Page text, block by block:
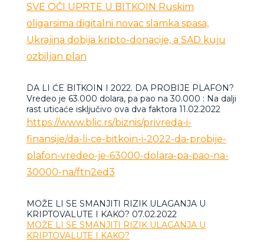
SVE OČI UPRTE U BITKOIN Ruskim
oligarsima digitalni novac slamka spasa,
Ukrajina dobija kripto-donacije, a SAD kuju
ozbiljan plan
DA LI ĆE BITKOIN I 2022. DA PROBIJE PLAFON?
Vredeo je 63.000 dolara, pa pao na 30.000 : Na dalji
rast uticaće isključivo ova dva faktora 11.02.2022
https://www.blic.rs/biznis/privreda-i-
finansije/da-li-ce-bitkoin-i-2022-da-probije-
plafon-vredeo-je-63000-dolara-pa-pao-na-
30000-na/ftn2ed3
MOŽE LI SE SMANJITI RIZIK ULAGANJA U
KRIPTOVALUTE I KAKO? 07.02.2022
MOŽE LI SE SMANJITI RIZIK ULAGANJA U
KRIPTOVALUTE I KAKO?